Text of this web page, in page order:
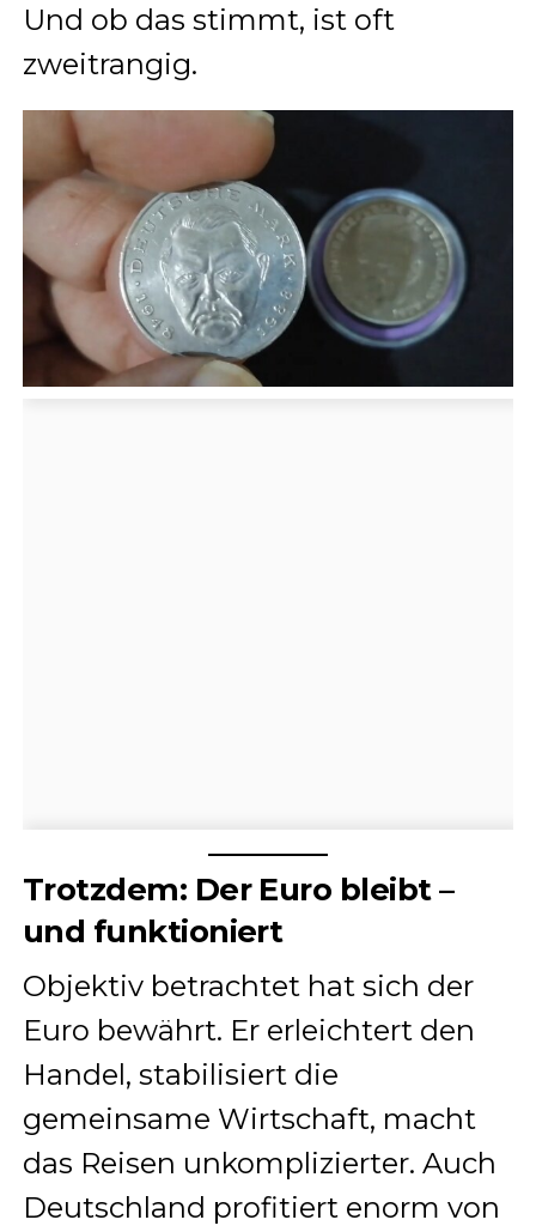
Und ob das stimmt, ist oft
zweitrangig.
Trotzdem: Der Euro bleibt –
und funktioniert
Objektiv betrachtet hat sich der
Euro bewährt. Er erleichtert den
Handel, stabilisiert die
gemeinsame Wirtschaft, macht
das Reisen unkomplizierter. Auch
Deutschland profitiert enorm von